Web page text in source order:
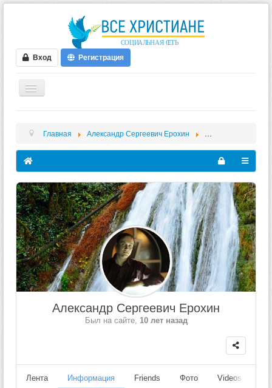
Вход Регистрация
ФОРУМ
ВИДЕО
БЛОГИ
МУЗЫКА
БИБЛИЯ
ОПРОСЫ
НОВОСТИ
Главная Александр Сергеевич Ерохин Информация
Александр Сергеевич Ерохин
Был на сайте, 10 лет назад
Лента Информация Friends Фото Videos